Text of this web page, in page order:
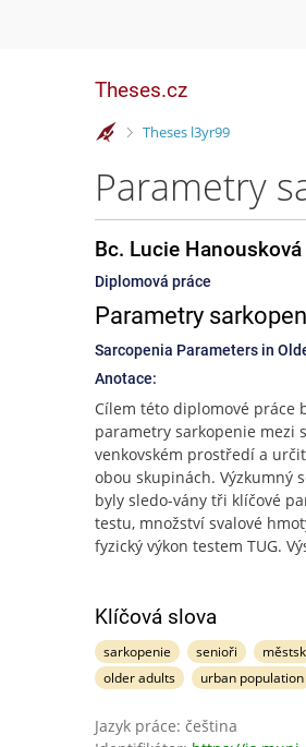
Theses.cz
>
Theses l3yr99
Bc. Lucie Hanousková
Diplomová práce
Parametry
Sarcopenia Parameters in
Anotace:
Cílem této diplomové práce
parametry sarkopenie mezi
venkovském prostředí a
obou skupinách. Výzkumný
byly sledo-vány tři klíčové
testu, množství svalové
fyzický výkon testem TUG.
Klíčová slova
sarkopenie senioři
older adults
urban population
Jazyk práce: čeština